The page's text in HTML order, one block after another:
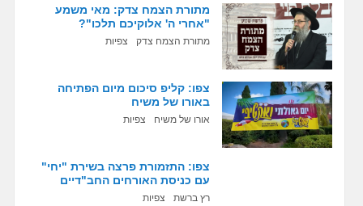
מתורת הצמח צדק: מאי משמע
"אחרי ה' אלוקיכם תלכו"?
מתורת הצמח צדק צפיות
צפו: קליפ סיכום מיום הפתיחה
באורו של משיח
אורו של משיח צפיות
צפו: התזמורת פרצה בשירת "יחי"
עם כניסת האורחים החב"דיים
רץ ברשת צפיות